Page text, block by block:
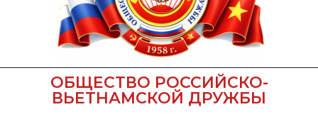
ОБЩЕСТВО РОССИЙСКО-
ВЬЕТНАМСКОЙ ДРУЖБЫ